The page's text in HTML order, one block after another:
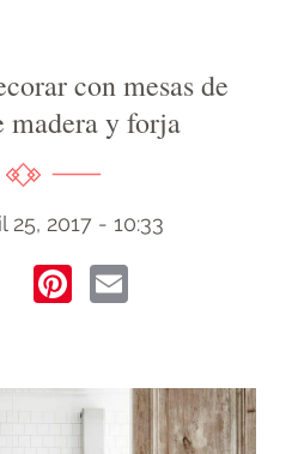
con mesas de
madera y forja
25, 2017 - 10:33
Pinterest
Email